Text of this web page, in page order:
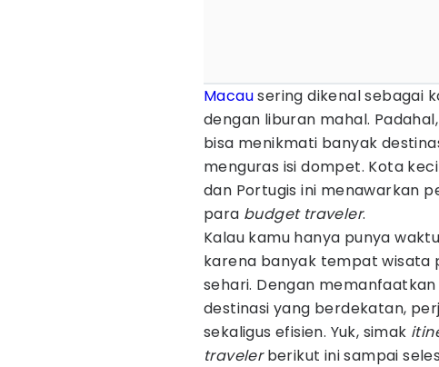
Macausering dikenal sebagai
dengan liburan mahal.
bisa menikmati banyak
menguras isi dompet. Kota
dan Portugis ini menawarkan
para budget traveler.
Kalau kamu hanya punya
karena banyak tempat wisata
sehari. Dengan
destinasi yang berdekatan,
sekaligus efisien. Yuk, simak
travelerberikut ini sampai